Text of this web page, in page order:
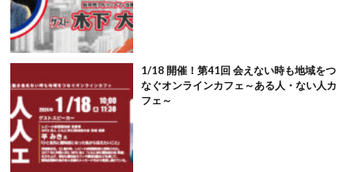
1/18 開催！第41回 会えない時も地域をつ
なぐオンラインカフェ～ある人・ない人カ
フェ～